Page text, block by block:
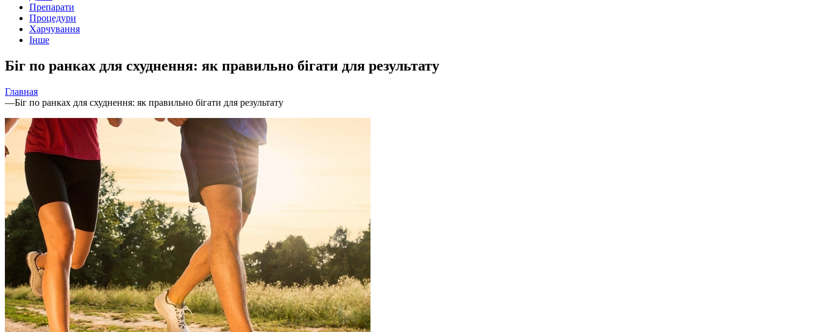
Препарати
Процедури
Харчування
Інше
Біг по ранках для схуднення: як правильно бігати для результату
Главная
—Біг по ранках для схуднення: як правильно бігати для результату